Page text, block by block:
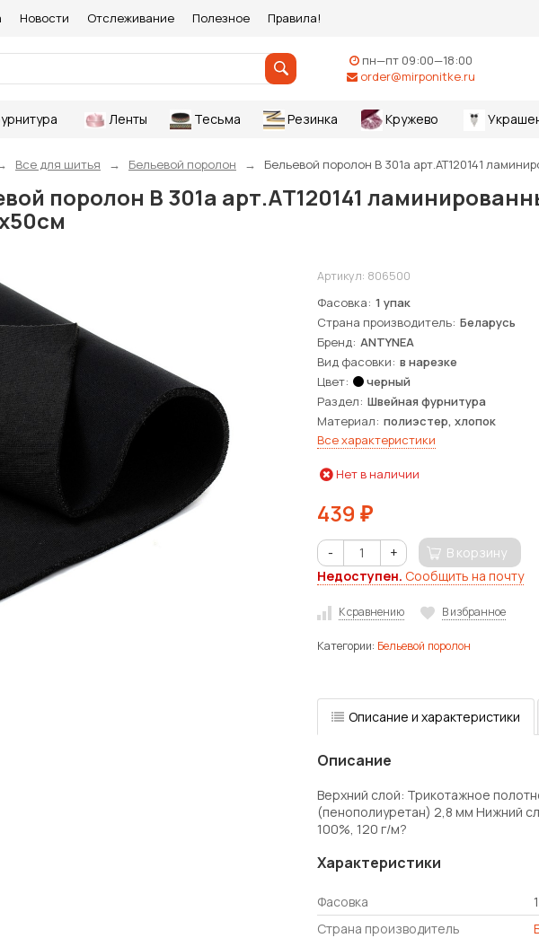
Новости Отслеживание Полезное Правила!
пн—пт 09:00—18:00
order@mirponitke.ru
Ленты Тесьма Резинка Кружево
Все для шитья Бельевой поролон Бельевой поролон В 301а арт.АТ120141
поролон В 301а арт.АТ120141
Артикул: 806500
Фасовка 1 упак
Страна производитель Беларусь
Бренд ANTYNEA
Вид фасовки в нарезке
Цвет
черный
Раздел Швейная фурнитура
Материал полиэстер, хлопок
Все характеристики
Нет в наличии
439 ₽
- +
В корзину
Недоступен. Сообщить на почту
К сравнению В избранное
Категории: Бельевой поролон
Описание и характеристики
Описание
Верхний слой: Трикотажное
(пенополиуретан) 2,8 мм Нижний
100%, 120 г/м?
Характеристики
Фасовка
Страна производитель